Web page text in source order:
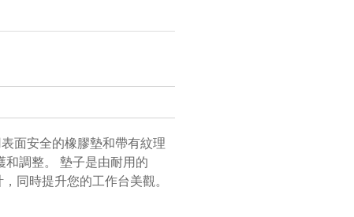
面安全的橡膠墊和帶有紋理
調整。 墊子是由耐用的
同時提升您的工作台美觀。